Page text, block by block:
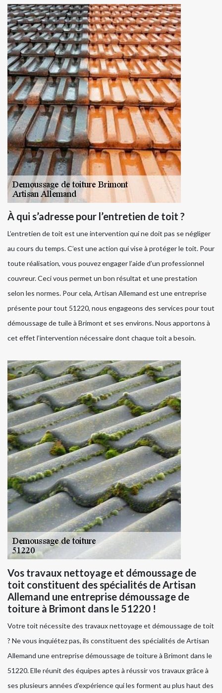
À qui s’adresse pour l’entretien de toit ?
L’entretien de toit est une intervention qui ne doit pas se négliger
au cours du temps. C’est une action qui vise à protéger le toit. Pour
toute réalisation, vous pouvez engager l’aide d’un professionnel
couvreur. Ceci vous permet un bon résultat et une prestation
selon les normes. Pour cela, Artisan Allemand est une entreprise
présente pour tout 51220, nous engageons des services pour tout
démoussage de tuile à Brimont et ses environs. Nous apportons à
cet effet l’intervention nécessaire dont chaque toit a besoin.
Vos travaux nettoyage et démoussage de
toit constituent des spécialités de Artisan
Allemand une entreprise démoussage de
toiture à Brimont dans le 51220 !
Votre toit nécessite des travaux nettoyage et démoussage de toit
? Ne vous inquiétez pas, ils constituent des spécialités de Artisan
Allemand une entreprise démoussage de toiture à Brimont dans le
51220. Elle réunit des équipes aptes à réussir vos travaux grâce à
ses plusieurs années d’expérience qui les forment au plus haut des